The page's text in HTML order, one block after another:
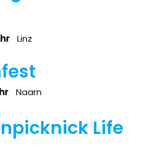
Linz
Naarn
Life